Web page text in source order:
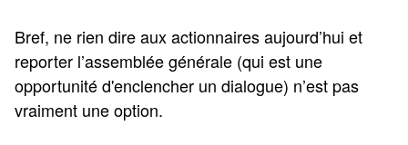
Bref, ne rien dire aux actionnaires aujourd’hui et
reporter l’assemblée générale (qui est une
opportunité d'enclencher un dialogue) n’est pas
vraiment une option.